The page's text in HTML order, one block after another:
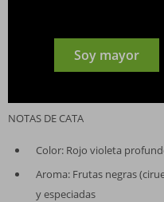
Soy mayor
VINIFICACIÓN / CRIANZA
Cosecha manual; fermentación
NOTAS DE CATA
Color: Rojo violeta
Aroma: Frutas negras
y especiadas